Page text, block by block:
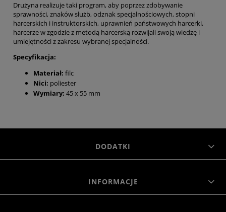
Drużyna realizuje taki program, aby poprzez zdobywanie
sprawności, znaków służb, odznak specjalnościowych, stopni
harcerskich i instruktorskich, uprawnień państwowych harcerki,
harcerze w zgodzie z metodą harcerską rozwijali swoją wiedzę i
umiejętności z zakresu wybranej specjalności.
Specyfikacja:
Materiał: filc
Nici: poliester
Wymiary: 45 x 55 mm
DODATKI
INFORMACJE